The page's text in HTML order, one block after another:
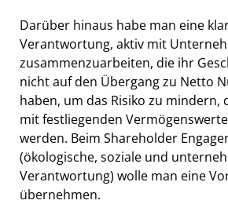
Darüber hinaus habe man eine
Verantwortung, aktiv mit
zusammenzuarbeiten, die ihr
nicht auf den Übergang zu Netto
haben, um das Risiko zu mindern,
mit festliegenden
werden. Beim Shareholder
(ökologische, soziale und
Verantwortung) wolle man eine
übernehmen.